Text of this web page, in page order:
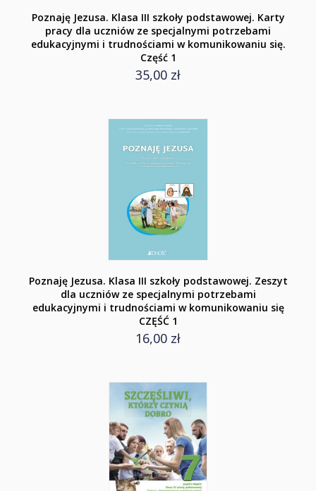
Poznaję Jezusa. Klasa III szkoły podstawowej. Karty
pracy dla uczniów ze specjalnymi potrzebami
edukacyjnymi i trudnościami w komunikowaniu się.
Część 1
35,00 zł
Poznaję Jezusa. Klasa III szkoły podstawowej. Zeszyt
dla uczniów ze specjalnymi potrzebami
edukacyjnymi i trudnościami w komunikowaniu się
CZĘŚĆ 1
16,00 zł